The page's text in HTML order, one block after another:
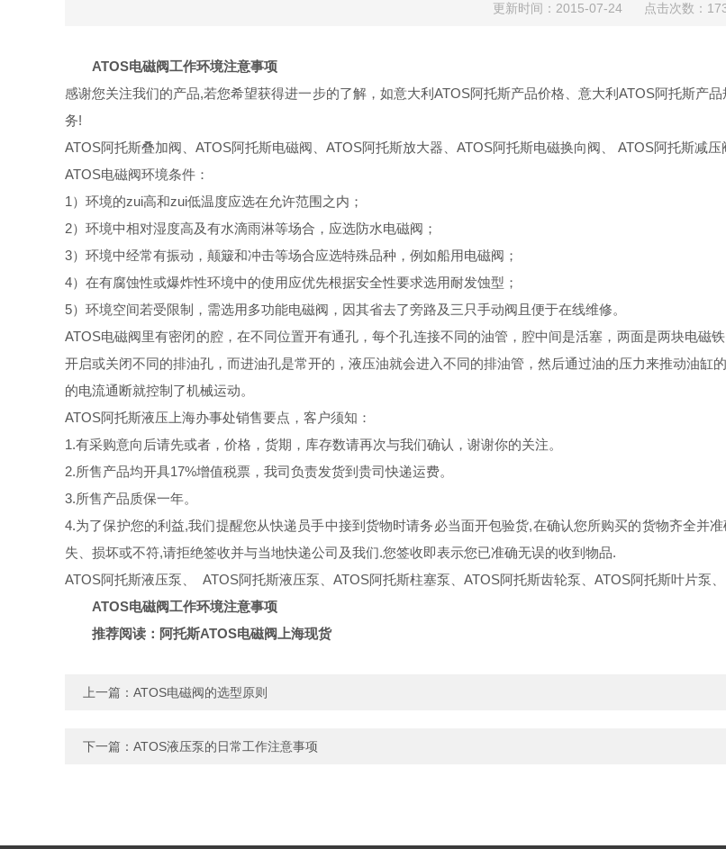
更新时间：2015-07-24 点击次数：
ATOS电磁阀工作环境注意事项
感谢您关注我们的产品,若您希望获得进一步的了解，如意大利ATOS阿托斯产品价格、意大利ATOS阿托斯产
务!
ATOS阿托斯叠加阀、ATOS阿托斯电磁阀、ATOS阿托斯放大器、ATOS阿托斯电磁换向阀、 ATOS阿托斯减压
ATOS电磁阀环境条件：
1）环境的zui高和zui低温度应选在允许范围之内；
2）环境中相对湿度高及有水滴雨淋等场合，应选防水电磁阀；
3）环境中经常有振动，颠簸和冲击等场合应选特殊品种，例如船用电磁阀；
4）在有腐蚀性或爆炸性环境中的使用应优先根据安全性要求选用耐发蚀型；
5）环境空间若受限制，需选用多功能电磁阀，因其省去了旁路及三只手动阀且便于在线维修。
ATOS电磁阀里有密闭的腔，在不同位置开有通孔，每个孔连接不同的油管，腔中间是活塞，两面是两块电磁
开启或关闭不同的排油孔，而进油孔是常开的，液压油就会进入不同的排油管，然后通过油的压力来推动油
的电流通断就控制了机械运动。
ATOS阿托斯液压上海办事处销售要点，客户须知：
1.有采购意向后请先或者，价格，货期，库存数请再次与我们确认，谢谢你的关注。
2.所售产品均开具17%增值税票，我司负责发货到贵司快递运费。
3.所售产品质保一年。
4.为了保护您的利益,我们提醒您从快递员手中接到货物时请务必当面开包验货,在确认您所购买的货物齐全并
失、损坏或不符,请拒绝签收并与当地快递公司及我们.您签收即表示您已准确无误的收到物品.
ATOS阿托斯液压泵、 ATOS阿托斯液压泵、ATOS阿托斯柱塞泵、ATOS阿托斯齿轮泵、ATOS阿托斯叶片泵、
ATOS电磁阀工作环境注意事项
推荐阅读： 阿托斯ATOS电磁阀上海现货
上一篇： ATOS电磁阀的选型原则
下一篇： ATOS液压泵的日常工作注意事项